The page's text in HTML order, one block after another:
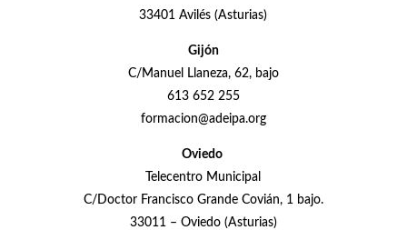
33401 Avilés (Asturias)
Gijón
C/Manuel Llaneza, 62, bajo
613 652 255
formacion@adeipa.org
Oviedo
Telecentro Municipal
C/Doctor Francisco Grande Covián, 1 bajo.
33011 – Oviedo (Asturias)